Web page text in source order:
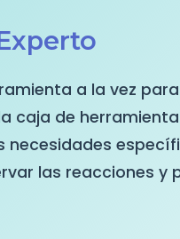
a la vez
caja de
las reacciones y